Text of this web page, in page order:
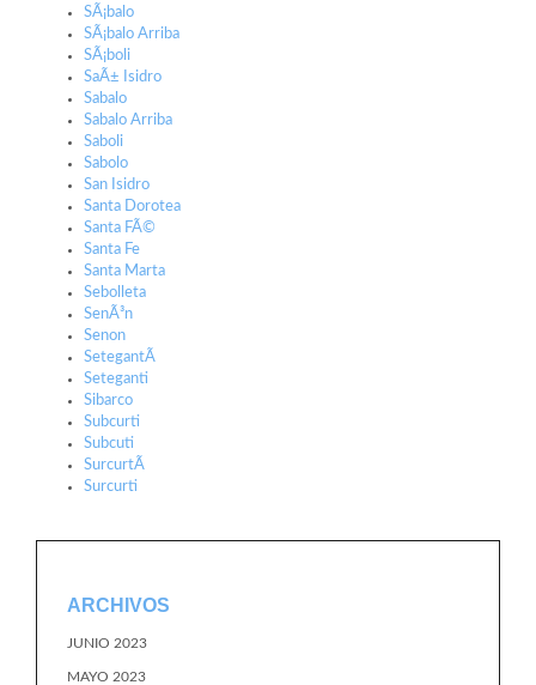
SÃ¡balo
SÃ¡balo Arriba
SÃ¡boli
SaÃ± Isidro
Sabalo
Sabalo Arriba
Saboli
Sabolo
San Isidro
Santa Dorotea
Santa FÃ©
Santa Fe
Santa Marta
Sebolleta
SenÃ³n
Senon
SetegantÃ­
Seteganti
Sibarco
Subcurti
Subcuti
SurcurtÃ­
Surcurti
ARCHIVOS
JUNIO 2023
MAYO 2023